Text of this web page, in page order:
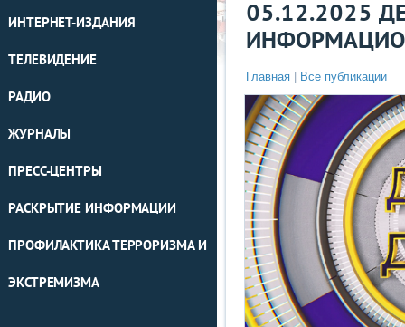
ИНТЕРНЕТ-ИЗДАНИЯ
ТЕЛЕВИДЕНИЕ
РАДИО
ЖУРНАЛЫ
ПРЕСС-ЦЕНТРЫ
РАСКРЫТИЕ ИНФОРМАЦИИ
ПРОФИЛАКТИКА ТЕРРОРИЗМА И
ЭКСТРЕМИЗМА
05.12.2025
Главная Все публикации